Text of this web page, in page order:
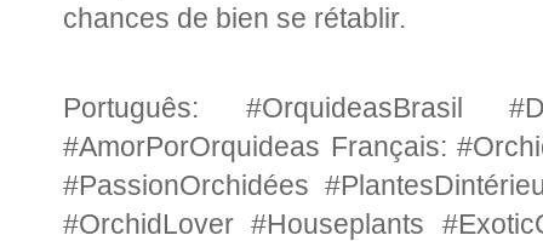
chances de bien se rétablir.
Português: #OrquideasBrasil
#AmorPorOrquideas Français:
#PassionOrchidées
#OrchidLover #Houseplants